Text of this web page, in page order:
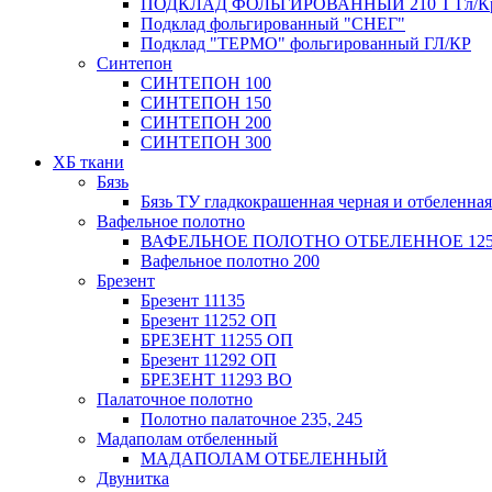
ПОДКЛАД ФОЛЬГИРОВАННЫЙ 210 Т Гл/
Подклад фольгированный "СНЕГ"
Подклад "ТЕРМО" фольгированный ГЛ/КР
Синтепон
СИНТЕПОН 100
СИНТЕПОН 150
СИНТЕПОН 200
СИНТЕПОН 300
ХБ ткани
Бязь
Бязь ТУ гладкокрашенная черная и отбеленная
Вафельное полотно
ВАФЕЛЬНОЕ ПОЛОТНО ОТБЕЛЕННОЕ
Вафельное полотно 200
Брезент
Брезент 11135
Брезент 11252 ОП
БРЕЗЕНТ 11255 ОП
Брезент 11292 ОП
БРЕЗЕНТ 11293 ВО
Палаточное полотно
Полотно палаточное 235, 245
Мадаполам отбеленный
МАДАПОЛАМ ОТБЕЛЕННЫЙ
Двунитка